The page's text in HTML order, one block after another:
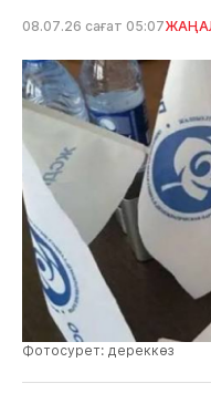
08.07.26 сағат 05:07
Фотосурет: дереккөз